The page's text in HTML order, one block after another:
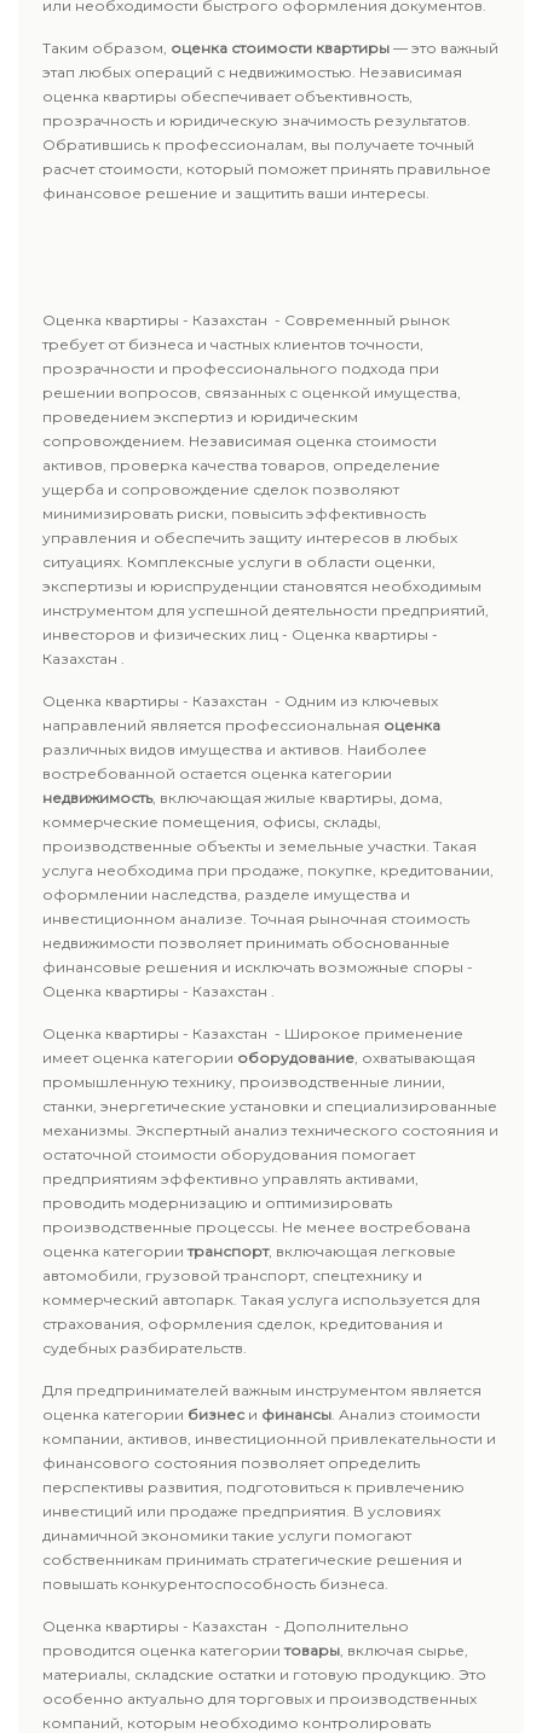
или необходимости быстрого оформления документов.
Таким образом, оценка стоимости квартиры — это важный
этап любых операций с недвижимостью. Независимая
оценка квартиры обеспечивает объективность,
прозрачность и юридическую значимость результатов.
Обратившись к профессионалам, вы получаете точный
расчет стоимости, который поможет принять правильное
финансовое решение и защитить ваши интересы.
Оценка квартиры - Казахстан - Современный рынок
требует от бизнеса и частных клиентов точности,
прозрачности и профессионального подхода при
решении вопросов, связанных с оценкой имущества,
проведением экспертиз и юридическим
сопровождением. Независимая оценка стоимости
активов, проверка качества товаров, определение
ущерба и сопровождение сделок позволяют
минимизировать риски, повысить эффективность
управления и обеспечить защиту интересов в любых
ситуациях. Комплексные услуги в области оценки,
экспертизы и юриспруденции становятся необходимым
инструментом для успешной деятельности предприятий,
инвесторов и физических лиц - Оценка квартиры -
Казахстан .
Оценка квартиры - Казахстан - Одним из ключевых
направлений является профессиональная оценка
различных видов имущества и активов. Наиболее
востребованной остается оценка категории
недвижимость, включающая жилые квартиры, дома,
коммерческие помещения, офисы, склады,
производственные объекты и земельные участки. Такая
услуга необходима при продаже, покупке, кредитовании,
оформлении наследства, разделе имущества и
инвестиционном анализе. Точная рыночная стоимость
недвижимости позволяет принимать обоснованные
финансовые решения и исключать возможные споры -
Оценка квартиры - Казахстан .
Оценка квартиры - Казахстан - Широкое применение
имеет оценка категории оборудование, охватывающая
промышленную технику, производственные линии,
станки, энергетические установки и специализированные
механизмы. Экспертный анализ технического состояния и
остаточной стоимости оборудования помогает
предприятиям эффективно управлять активами,
проводить модернизацию и оптимизировать
производственные процессы. Не менее востребована
оценка категориитранспорт, включающая легковые
автомобили, грузовой транспорт, спецтехнику и
коммерческий автопарк. Такая услуга используется для
страхования, оформления сделок, кредитования и
судебных разбирательств.
Для предпринимателей важным инструментом является
оценка категории бизнес и финансы. Анализ стоимости
компании, активов, инвестиционной привлекательности и
финансового состояния позволяет определить
перспективы развития, подготовиться к привлечению
инвестиций или продаже предприятия. В условиях
динамичной экономики такие услуги помогают
собственникам принимать стратегические решения и
повышать конкурентоспособность бизнеса.
Оценка квартиры - Казахстан - Дополнительно
проводится оценка категориитовары, включая сырье,
материалы, складские остатки и готовую продукцию. Это
особенно актуально для торговых и производственных
компаний, которым необходимо контролировать